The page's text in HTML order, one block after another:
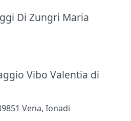
Di Zungri Maria
Vibo Valentia di
Vena, Ionadi